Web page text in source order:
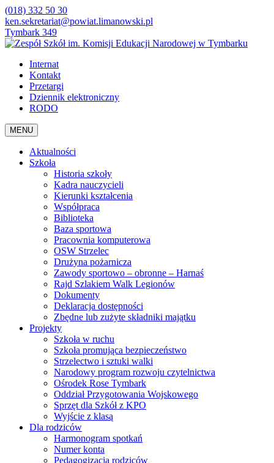
(018) 332 50 30
ken.sekretariat@powiat.limanowski.pl
Tymbark 349
Internat
Kontakt
Przetargi
Dziennik elektroniczny
RODO
MENU
Aktualności
Szkoła
Historia szkoły
Kadra nauczycieli
Kierunki kształcenia
Współpraca
Biblioteka
Baza sportowa
Pracownia komputerowa
OSW Strzelec
Drużyna pożarnicza
Zawody sportowo – obronne – Harnaś
Rajd Szlakiem Walk Legionów
Dokumenty
Deklaracja dostępności
Zbędne lub zużyte składniki majątku
Projekty
Szkoła w ruchu
Szkoła promująca bezpieczeństwo
Strzelectwo i sztuki walki
Narodowy program rozwoju czytelnictwa
Ośrodek Rose Tymbark
Oddział Przygotowania Wojskowego
Sprzęt dla Szkół z KPO
Wyjście z klasą
Dla rodziców
Harmonogram spotkań
Numer konta
Pedagogizacja rodziców